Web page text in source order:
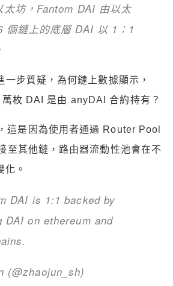
太坊，Fantom DAI 由以太
個鏈上的底層 DAI 以 1：1
步質疑，為何鏈上數據顯示，
枚 DAI 是由 anyDAI 合約持有？
這是因為使用者通過 Router Pool
至其他鏈，路由器流動性池會在不
化。
DAI is 1:1 backed by
DAI on ethereum and
(@zhaojun_sh)